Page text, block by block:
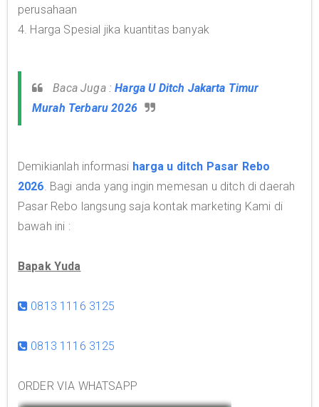
perusahaan
4. Harga Spesial jika kuantitas banyak
Baca Juga :Harga U Ditch Jakarta Timur
Murah Terbaru 2026
Demikianlah informasi harga u ditch Pasar Rebo
2026. Bagi anda yang ingin memesan u ditch di daerah
Pasar Rebo langsung saja kontak marketing Kami di
bawah ini :
Bapak Yuda
0813 1116 3125
0813 1116 3125
ORDER VIA WHATSAPP